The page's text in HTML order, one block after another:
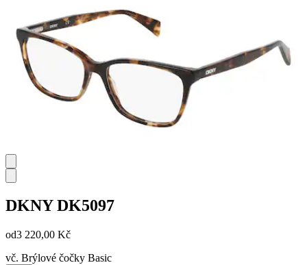
DKNY DK5097
od3 220,00 Kč
vč. Brýlové čočky Basic